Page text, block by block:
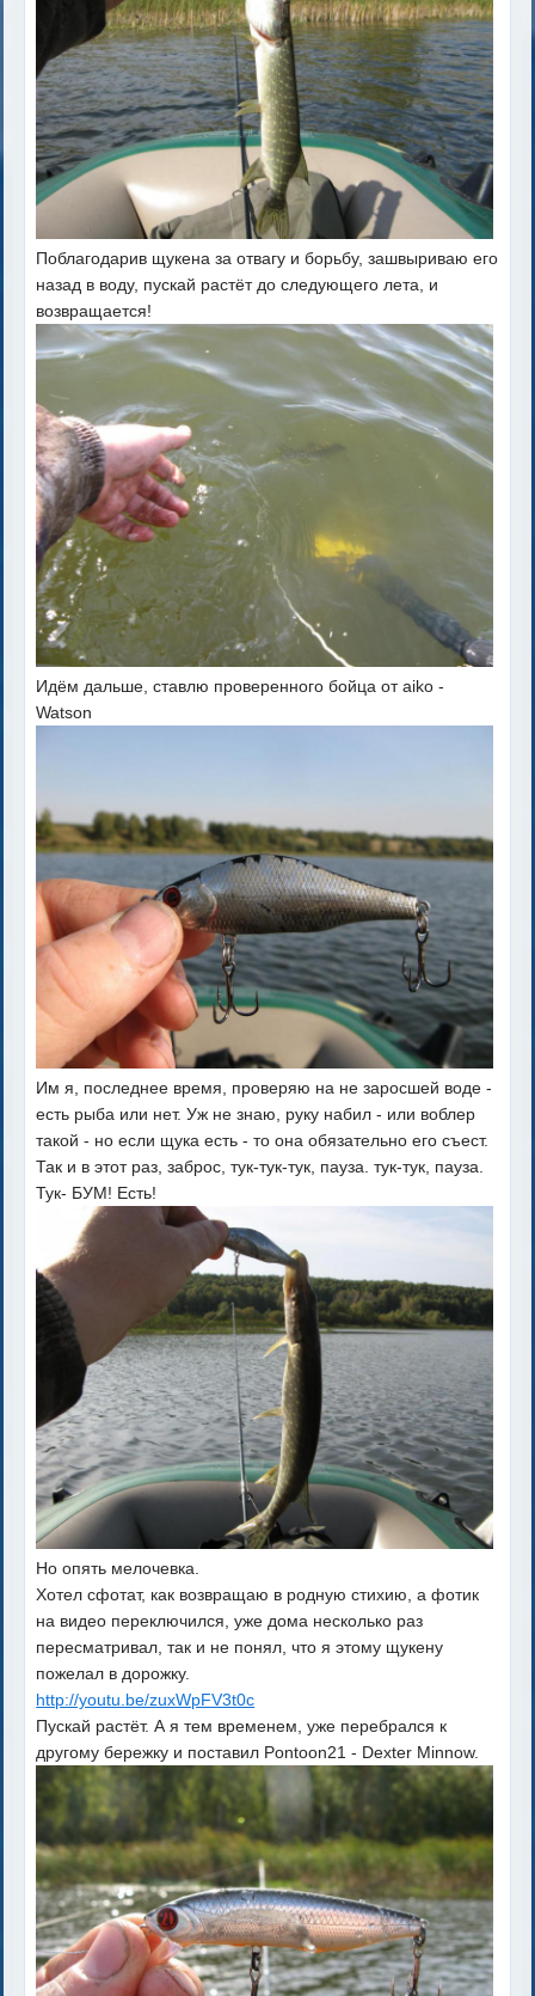
Поблагодарив щукена за отвагу и борьбу, зашвыриваю его
назад в воду, пускай растёт до следующего лета, и
возвращается!
Идём дальше, ставлю проверенного бойца от aiko -
Watson
Им я, последнее время, проверяю на не заросшей воде -
есть рыба или нет. Уж не знаю, руку набил - или воблер
такой - но если щука есть - то она обязательно его съест.
Так и в этот раз, заброс, тук-тук-тук, пауза. тук-тук, пауза.
Тук- БУМ! Есть!
Но опять мелочевка.
Хотел сфотат, как возвращаю в родную стихию, а фотик
на видео переключился, уже дома несколько раз
пересматривал, так и не понял, что я этому щукену
пожелал в дорожку.
http://youtu.be/zuxWpFV3t0c
Пускай растёт. А я тем временем, уже перебрался к
другому бережку и поставил Pontoon21 - Dexter Minnow.